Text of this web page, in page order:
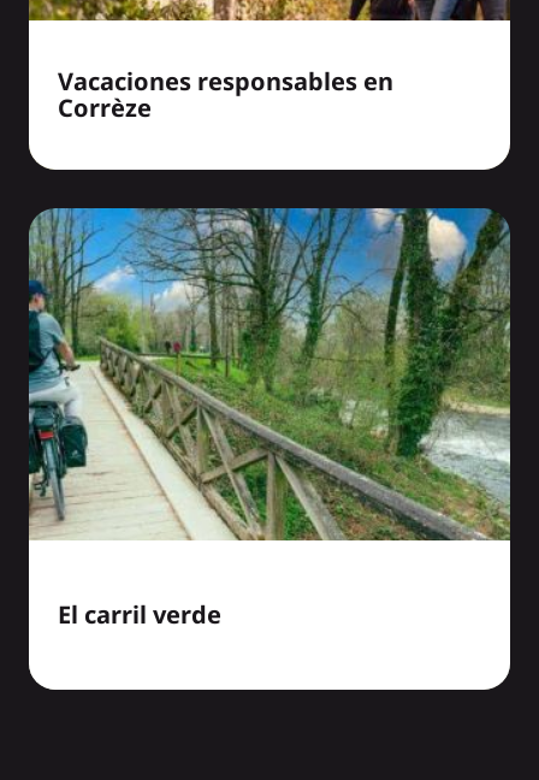
Vacaciones responsables en
Corrèze
El carril verde